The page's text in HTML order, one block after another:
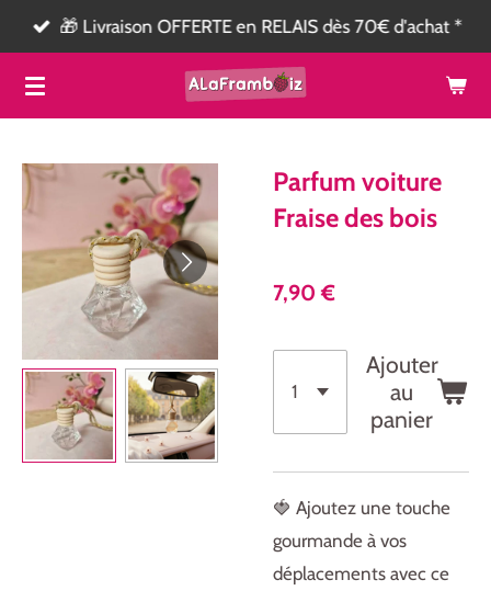
Passer
au
contenu
principal
🎁 Livraison OFFERTE en RELAIS dès 70€ d'achat *
Parfum voiture
Fraise des bois
7,90 €
Ajouter
au
panier
🍓 Ajoutez une touche
gourmande à vos
déplacements avec ce